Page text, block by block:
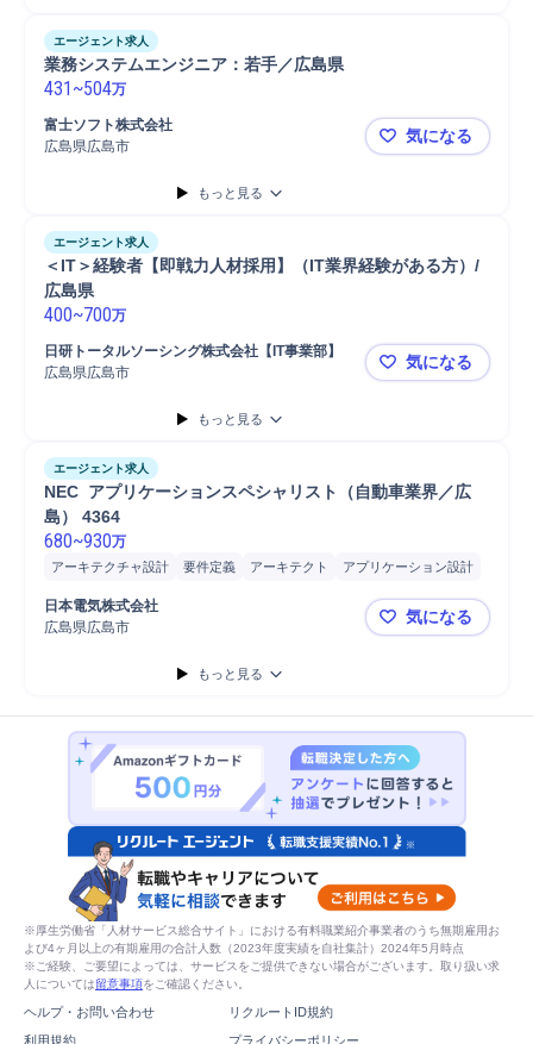
エージェント求人
業務システムエンジニア：若手／広島県
431 ~504万
富士ソフト株式会社
広島県広島市
業務システ
気になる
もっと見る
エージェント求人
＜IT＞経験者【即戦力人材採用】（IT業界経験がある方）/
広島県
400~700万
日研トータルソーシング株式会社【IT事業部】
広島県広島市
＜IT＞経験
気になる
もっと見る
エージェント求人
NEC  アプリケーションスペシャリスト（自動車業界／広
島） 4364
680~930万
アーキテクチャ設計 要件定義 アーキテクト
アプリケーション設計
システム開発
日本電気株式会社
広島県広島市
NEC
気になる
もっと見る
※厚生労働省「人材サービス総合サイト」における有料職業紹介事業者のうち無期雇用お
よび4ヶ月以上の有期雇用の合計人数（2023年度実績を自社集計）2024年5月時点
※ご経験、ご要望によっては、サービスをご提供できない場合がございます。取り扱い求
人については留意事項をご確認ください。
ヘルプ・お問い合わせ
リクルートID規約
利用規約
プライバシーポリシー